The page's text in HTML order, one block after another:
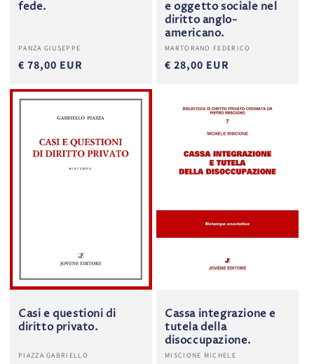
fede.
Produttore:
PANZA GIUSEPPE
€ 78,00 EUR
e oggetto sociale nel
diritto anglo-
americano.
Produttore:
MARTORANO FEDERICO
€ 28,00 EUR
Casi e questioni di
diritto privato.
Produttore:
PIAZZA GABRIELLO
Cassa integrazione e
tutela della
disoccupazione.
Produttore:
MISCIONE MICHELE